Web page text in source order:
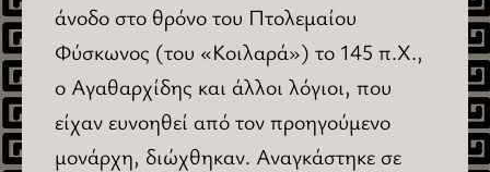
άνοδο στο θρόνο του Πτολεμαίου
Φύσκωνος (του «Κοιλαρά») το 145 π.Χ.,
ο Αγαθαρχίδης και άλλοι λόγιοι, που
είχαν ευνοηθεί από τον προηγούμενο
μονάρχη, διώχθηκαν. Αναγκάστηκε σε